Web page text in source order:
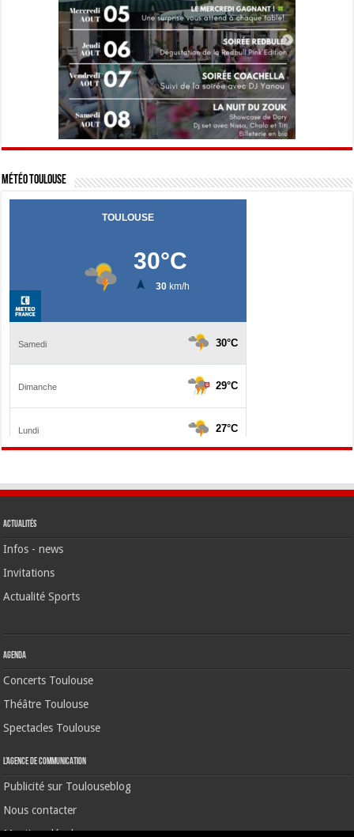
Météo Toulouse
Actualités
Infos - news
Invitations
Actualité Sports
Agenda
Concerts Toulouse
Théâtre Toulouse
Spectacles Toulouse
L’agence de communication
Publicité sur Toulouseblog
Nous contacter
Mentions légales